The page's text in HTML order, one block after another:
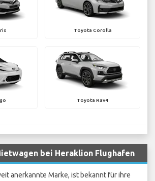
Toyota Corolla
Toyota Rav4
bei Heraklion Flughafen
anerkannte Marke, ist bekannt für ihre